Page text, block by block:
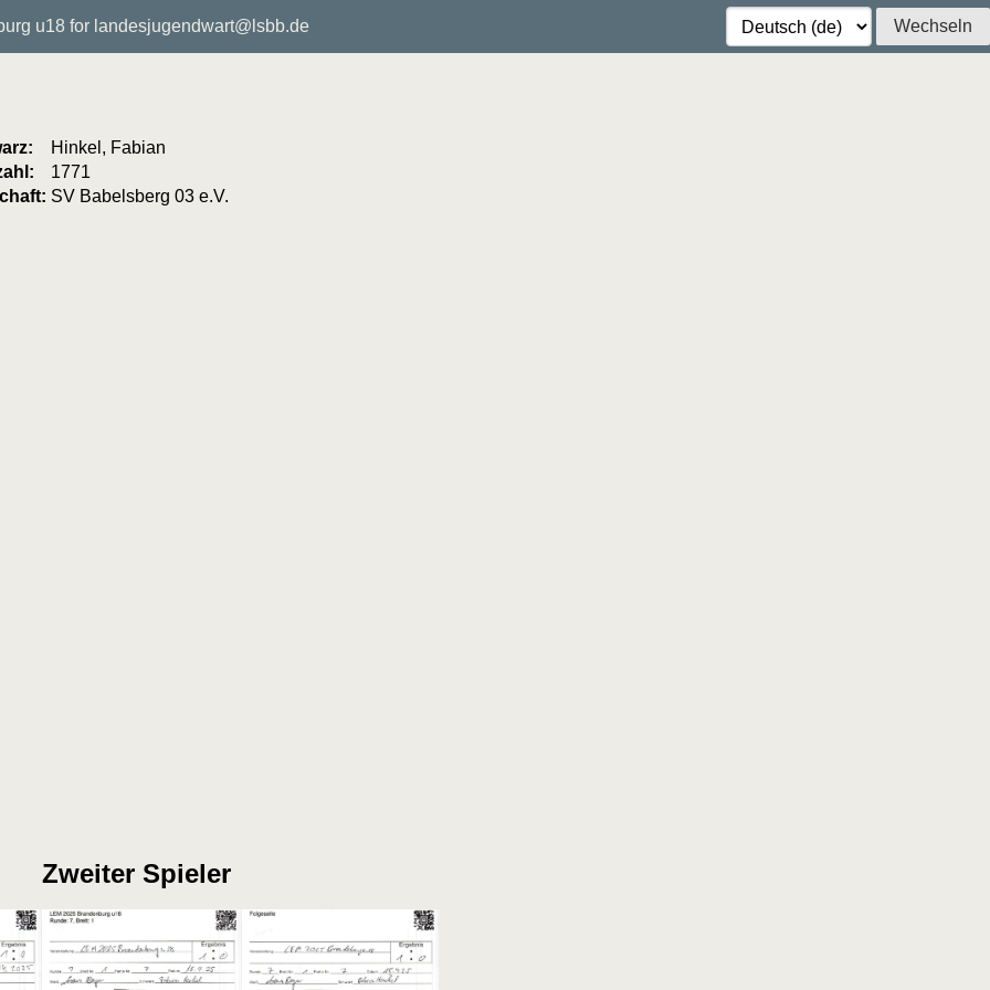
u18 for landesjugendwart@lsbb.de Wechseln
Hinkel, Fabian
1771
SV Babelsberg 03 e.V.
Zweiter Spieler